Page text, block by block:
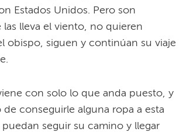
Estados Unidos. Pero son
las lleva el viento, no quieren
obispo, siguen y continúan su viaje
con solo lo que anda puesto, y
conseguirle alguna ropa a esta
seguir su camino y llegar